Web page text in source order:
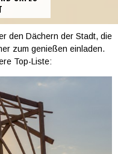
den Dächern der Stadt, die
zum genießen einladen.
Top-Liste: